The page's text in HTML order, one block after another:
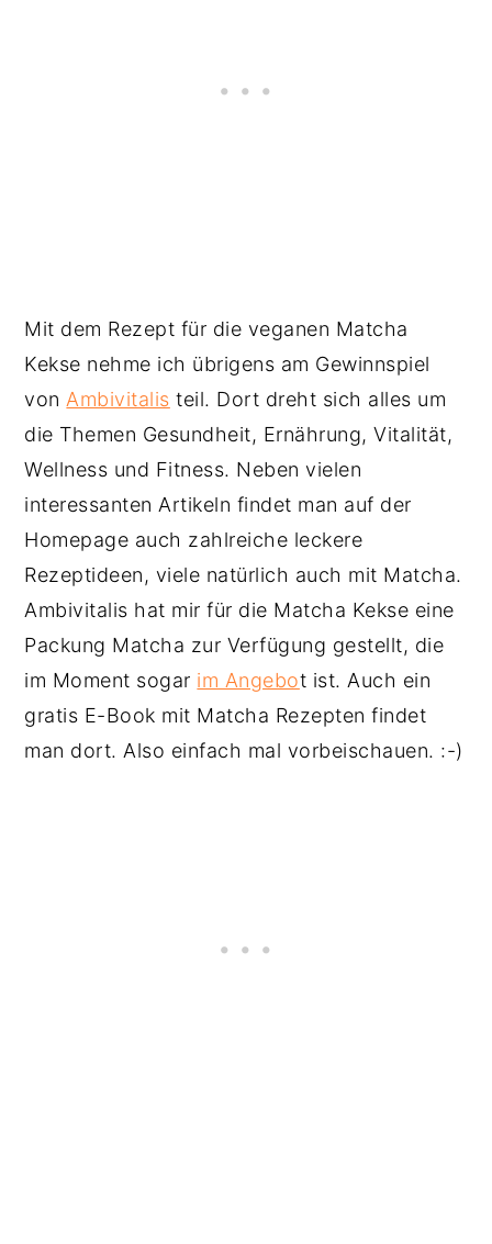
Mit dem Rezept für die veganen Matcha
Kekse nehme ich übrigens am Gewinnspiel
von Ambivitalis teil. Dort dreht sich alles um
die Themen Gesundheit, Ernährung, Vitalität,
Wellness und Fitness. Neben vielen
interessanten Artikeln findet man auf der
Homepage auch zahlreiche leckere
Rezeptideen, viele natürlich auch mit Matcha.
Ambivitalis hat mir für die Matcha Kekse eine
Packung Matcha zur Verfügung gestellt, die
im Moment sogar im Angebot ist. Auch ein
gratis E-Book mit Matcha Rezepten findet
man dort. Also einfach mal vorbeischauen. :-)